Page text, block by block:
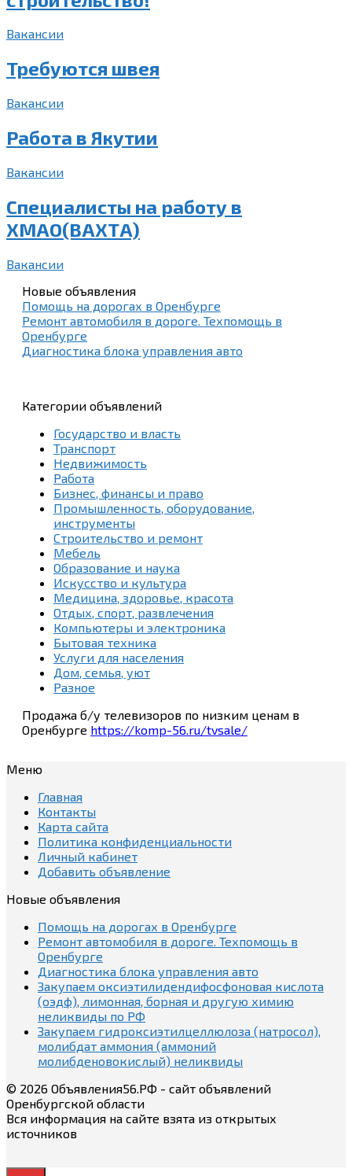
Вакансии
Требуются швея
Вакансии
Работа в Якутии
Вакансии
Специалисты на работу в
ХМАО(ВАХТА)
Вакансии
Новые объявления
Помощь на дорогах в Оренбурге
Ремонт автомобиля в дороге. Техпомощь в
Оренбурге
Диагностика блока управления авто
Категории объявлений
Государство и власть
Транспорт
Недвижимость
Работа
Бизнес, финансы и право
Промышленность, оборудование,
инструменты
Строительство и ремонт
Мебель
Образование и наука
Искусство и культура
Медицина, здоровье, красота
Отдых, спорт, развлечения
Компьютеры и электроника
Бытовая техника
Услуги для населения
Дом, семья, уют
Разное
Продажа б/у телевизоров по низким ценам в
Оренбурге https://komp-56.ru/tvsale/
Меню
Главная
Контакты
Карта сайта
Политика конфиденциальности
Личный кабинет
Добавить объявление
Новые объявления
Помощь на дорогах в Оренбурге
Ремонт автомобиля в дороге. Техпомощь в
Оренбурге
Диагностика блока управления авто
Закупаем оксиэтилидендифосфоновая кислота
(оэдф), лимонная, борная и другую химию
неликвиды по РФ
Закупаем гидроксиэтилцеллюлоза (натросол),
молибдат аммония (аммоний
молибденовокислый) неликвиды
© 2026 Объявления56.РФ - сайт объявлений
Оренбургской области
Вся информация на сайте взята из открытых
источников